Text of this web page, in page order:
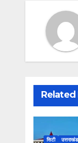
Related
सिटी उत्तराखंड